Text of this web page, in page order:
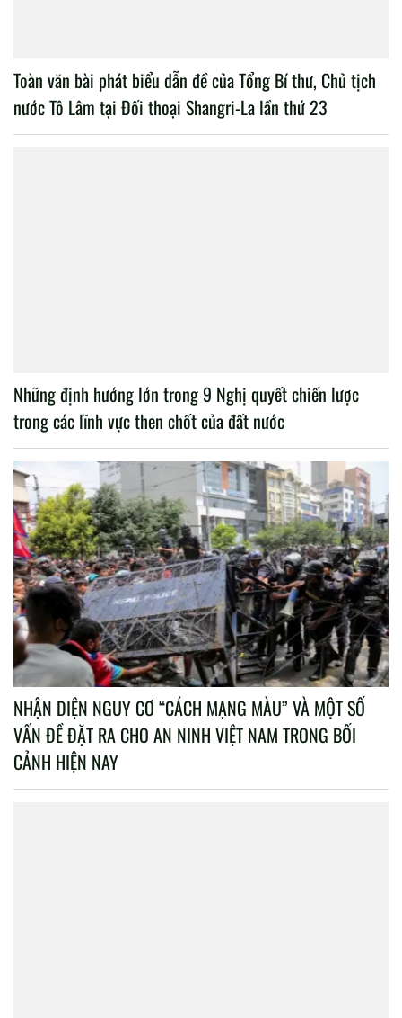
Toàn văn bài phát biểu dẫn đề của Tổng Bí thư, Chủ tịch
nước Tô Lâm tại Đối thoại Shangri-La lần thứ 23
Những định hướng lớn trong 9 Nghị quyết chiến lược
trong các lĩnh vực then chốt của đất nước
NHẬN DIỆN NGUY CƠ “CÁCH MẠNG MÀU” VÀ MỘT SỐ
VẤN ĐỀ ĐẶT RA CHO AN NINH VIỆT NAM TRONG BỐI
CẢNH HIỆN NAY